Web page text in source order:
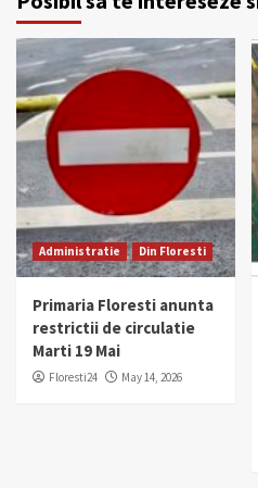
Administratie Din Floresti
Primaria Floresti anunta
restrictii de circulatie
Marti 19 Mai
Floresti24 May 14, 2026